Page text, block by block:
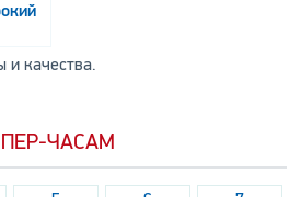
и качества.
ЧАСАМ